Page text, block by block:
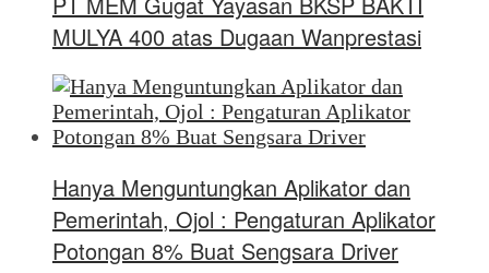
MULYA 400 atas Dugaan Wanprestasi
Hanya Menguntungkan Aplikator dan
Pemerintah, Ojol : Pengaturan Aplikator
Potongan 8% Buat Sengsara Driver